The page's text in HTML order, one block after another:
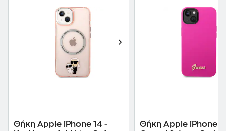
Θήκη Apple iPhone 14 -
Θήκη Apple iPhone